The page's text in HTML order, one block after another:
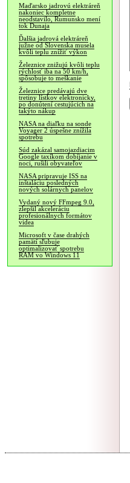
Maďarsko jadrovú elektráreň
nakoniec kompletne
neodstavilo, Rumunsko mení
tok Dunaja
Ďalšia jadrová elektráreň
južne od Slovenska musela
kvôli teplu znížiť výkon
Železnice znižujú kvôli teplu
rýchlosť iba na 50 km/h,
spôsobuje to meškanie
Železnice predávajú dve
tretiny lístkov elektronicky,
po donútení cestujúcich na
takýto nákup
NASA na diaľku na sonde
Voyager 2 úspešne znížila
spotrebu
Súd zakázal samojazdiacim
Google taxíkom dobíjanie v
noci, rušili obyvateľov
NASA pripravuje ISS na
inštaláciu posledných
nových solárnych panelov
Vydaný nový FFmpeg 9.0,
zlepšil akceleráciu
profesionálnych formátov
videa
Microsoft v čase drahých
pamätí sľubuje
optimalizovať spotrebu
RAM vo Windows 11